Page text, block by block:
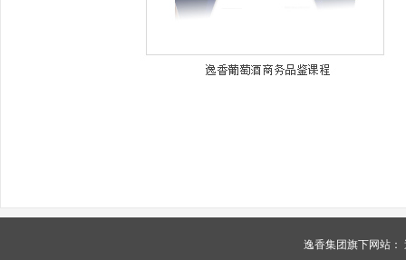
逸香集团旗下网站：